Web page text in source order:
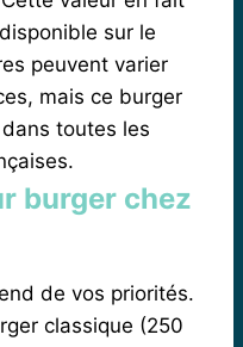
sur le
peuvent varier
mais ce burger
toutes les
burger chez
de vos priorités.
classique (250